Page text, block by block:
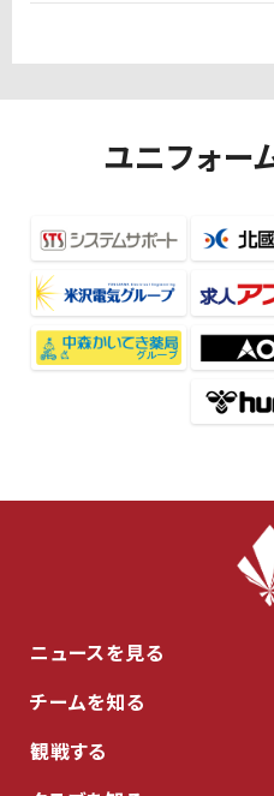
ユニフォー
ニュースを見る
チームを知る
観戦する